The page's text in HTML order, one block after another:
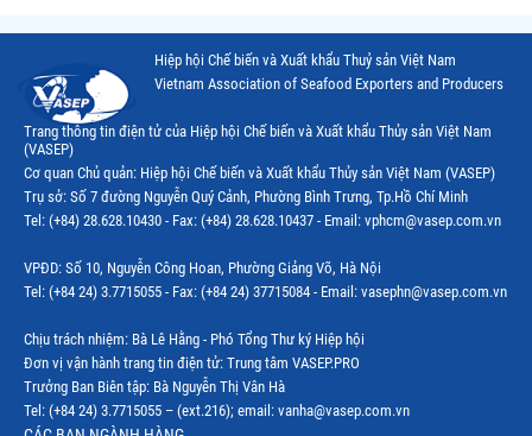
Thị trường Canada
Thị trường Ecuador
Thị trường EU
Thị trường Indonesia
Thị trường Mỹ
Thị trường Nga
Thị trường Hàn Quốc
Thị trường Nhật Bản
Hiệp hội Chế biến và Xuất khẩu Thuỷ sản Việt Nam
Vietnam Association of Seafood Exporters and Producers
Trang thông tin điện tử của Hiệp hội Chế biến và Xuất khẩu Thủy sản Việt Nam
(VASEP)
Cơ quan Chủ quản: Hiệp hội Chế biến và Xuất khẩu Thủy sản Việt Nam (VASEP)
Trụ sở: Số 7 đường Nguyễn Quý Cảnh, Phường Bình Trưng, Tp.Hồ Chí Minh
Tel: (+84) 28.628.10430 - Fax: (+84) 28.628.10437 - Email: vphcm@vasep.com.vn
VPĐD: Số 10, Nguyễn Công Hoan, Phường Giảng Võ, Hà Nội
Tel: (+84 24) 3.7715055 - Fax: (+84 24) 37715084 - Email: vasephn@vasep.com.vn
Chịu trách nhiệm: Bà Lê Hằng - Phó Tổng Thư ký Hiệp hội
Đơn vị vận hành trang tin điện tử: Trung tâm VASEP.PRO
Trưởng Ban Biên tập: Bà Nguyễn Thị Vân Hà
Tel: (+84 24) 3.7715055 – (ext.216); email: vanha@vasep.com.vn